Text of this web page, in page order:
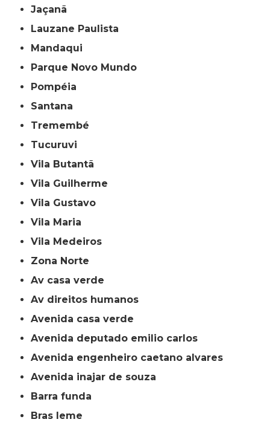
Jaçanã
Lauzane Paulista
Mandaqui
Parque Novo Mundo
Pompéia
Santana
Tremembé
Tucuruvi
Vila Butantã
Vila Guilherme
Vila Gustavo
Vila Maria
Vila Medeiros
Zona Norte
av casa verde
av direitos humanos
avenida casa verde
avenida deputado emilio carlos
avenida engenheiro caetano alvares
avenida inajar de souza
barra funda
bras leme